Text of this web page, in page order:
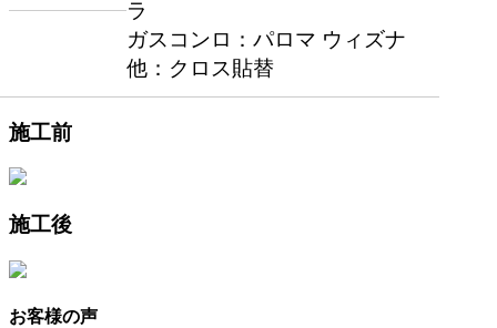
ラ
ガスコンロ：パロマ ウィズナ
他：クロス貼替
施工前
施工後
お客様の声